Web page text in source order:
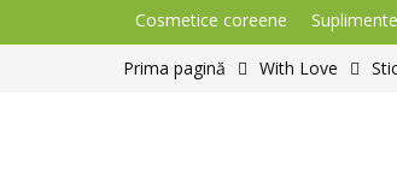
Cosmetice coreene Suplimente
Prima pagină With Love